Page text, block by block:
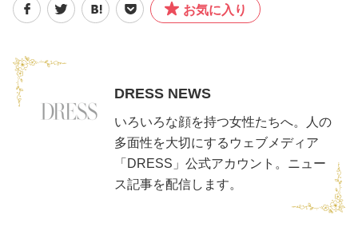
お気に入り
DRESS NEWS
いろいろな顔を持つ女性たちへ。人の
多面性を大切にするウェブメディア
「DRESS」公式アカウント。ニュー
ス記事を配信します。